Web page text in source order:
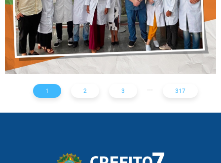
1 2 3 ... 317